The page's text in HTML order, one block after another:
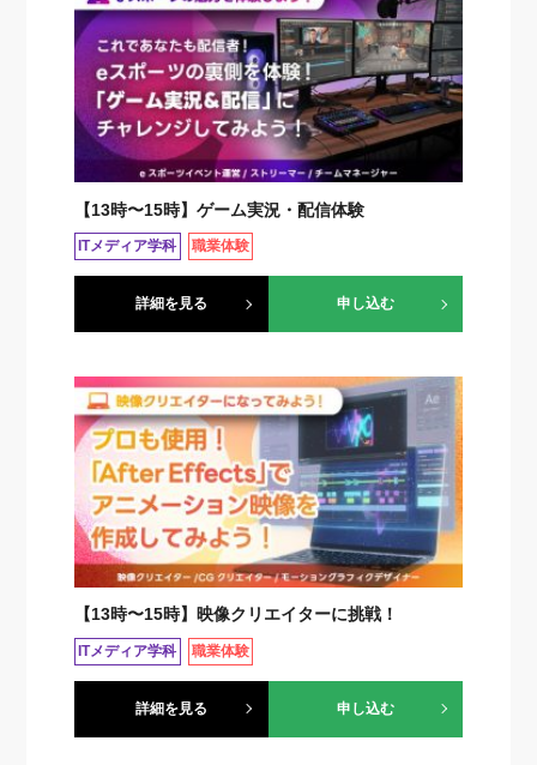
【13時〜15時】ゲーム実況・配信体験
ITメディア学科 職業体験
詳細を見る 申し込む
【13時〜15時】映像クリエイターに挑戦！
ITメディア学科 職業体験
詳細を見る 申し込む